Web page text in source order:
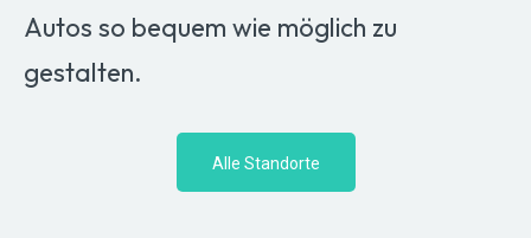
Autos so bequem wie möglich zu
gestalten.
Alle Standorte